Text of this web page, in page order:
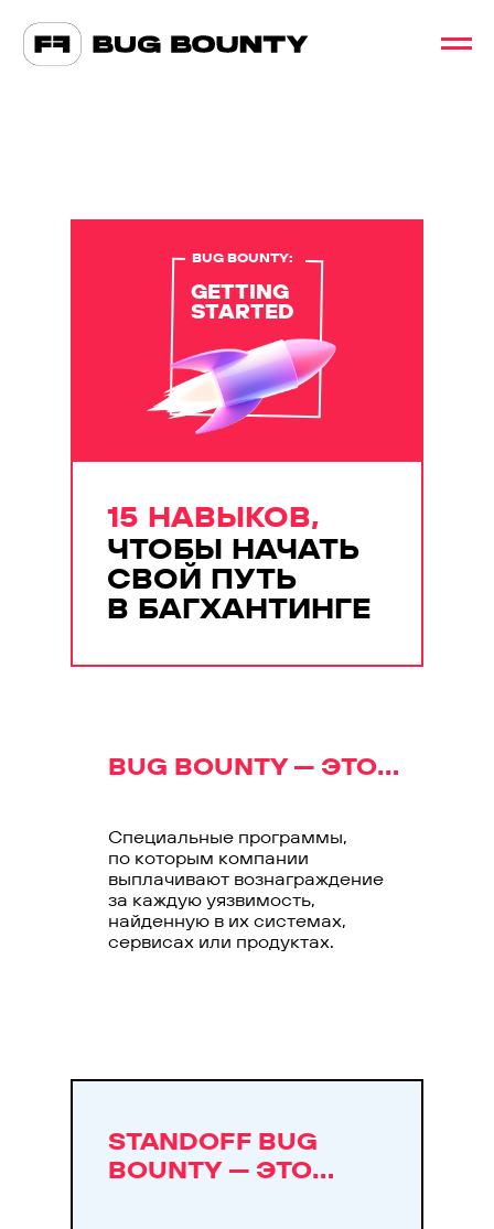
BUG BOUNTY:
GETTING
STARTED
15 НАВЫКОВ,
ЧТОБЫ НАЧАТЬ
СВОЙ ПУТЬ
В БАГХАНТИНГЕ
BUG BOUNTY — ЭТО...
STANDOFF BUG
BOUNTY — ЭТО…
Специальные программы,
по которым компании
выплачивают вознаграждение
за каждую уязвимость,
найденную в их системах,
сервисах или продуктах.